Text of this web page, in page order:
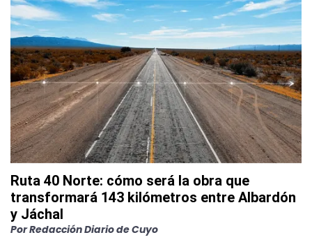
Ruta 40 Norte: cómo será la obra que
transformará 143 kilómetros entre Albardón
y Jáchal
PorRedacción Diario de Cuyo